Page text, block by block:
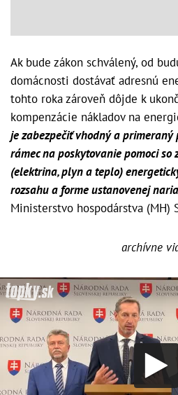
Ak bude zákon schválený, od
domácnosti dostávať adresnú
tohto roka zároveň dôjde k
kompenzácie nákladov na
je zabezpečiť vhodný a
rámec na poskytovanie pomoci
(elektrina, plyn a teplo)
rozsahu a forme ustanovenej
Ministerstvo hospodárstva (MH)
archívne